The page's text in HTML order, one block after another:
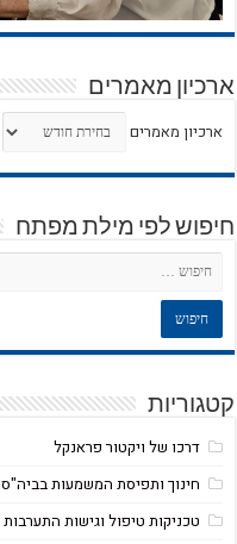
ארכיון מאמרים
ארכיון מאמרים
חיפוש לפי מילת מפתח
קטגוריות
דרכו של ויקטור פראנקל
חינוך ותפיסת המשמעות בביה"ס
טכניקות טיפול וגישות התערבות